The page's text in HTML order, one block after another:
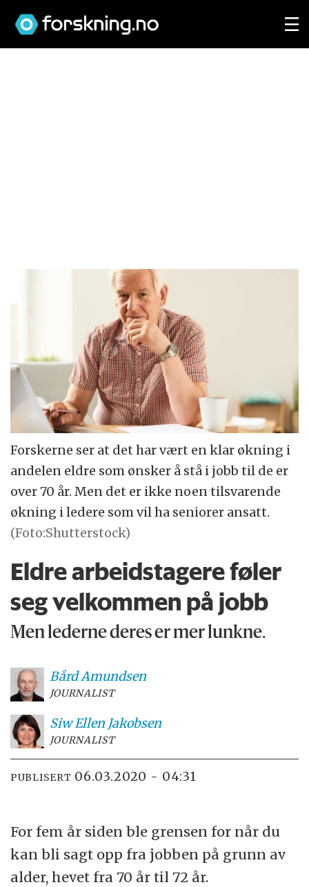
Forskerne ser at det har vært en klar økning i
andelen eldre som ønsker å stå i jobb til de er
over 70 år. Men det er ikke noen tilsvarende
økning i ledere som vil ha seniorer ansatt.
(Foto:Shutterstock)
Eldre arbeidstagere føler
seg velkommen på jobb
Men lederne deres er mer lunkne.
BårdAmundsen
JOURNALIST
Siw Ellen Jakobsen
JOURNALIST
PUBLISERT 06.03.2020 - 04:31
For fem år siden ble grensen for når du
kan bli sagt opp fra jobben på grunn av
alder, hevet fra 70 år til 72 år.